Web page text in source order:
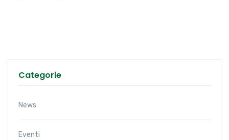
Categorie
News
Eventi